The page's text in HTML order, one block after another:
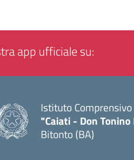
app ufficiale su:
Istituto Comprensivo
"Caiati - Don
Bitonto (BA)